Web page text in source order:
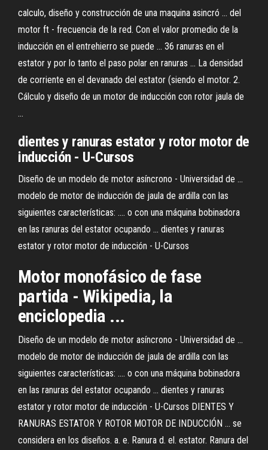
calculo, diseño y construcción de una maquina asincró ... del
motor ft - frecuencia de la red. Con el valor promedio de la
inducción en el entrehierro se puede ... 36 ranuras en el
estator y por lo tanto el paso polar en ranuras ... La densidad
de corriente en el devanado del estator (siendo el motor. 2.
Cálculo y diseño de un motor de inducción con rotor jaula de
...
dientes y ranuras estator y rotor motor de
inducción - U-Cursos
Diseño de un modelo de motor asíncrono - Universidad de ...
modelo de motor de inducción de jaula de ardilla con las
siguientes características: .... o con una máquina bobinadora
en las ranuras del estator ocupando ... dientes y ranuras
estator y rotor motor de inducción - U-Cursos
Motor monofásico de fase
partida - Wikipedia, la
enciclopedia ...
Diseño de un modelo de motor asíncrono - Universidad de ...
modelo de motor de inducción de jaula de ardilla con las
siguientes características: .... o con una máquina bobinadora
en las ranuras del estator ocupando ... dientes y ranuras
estator y rotor motor de inducción - U-Cursos DIENTES Y
RANURAS ESTATOR Y ROTOR MOTOR DE INDUCCIÓN ... se
considera en los diseños. a. e. Ranura d. el. estator. Ranura del